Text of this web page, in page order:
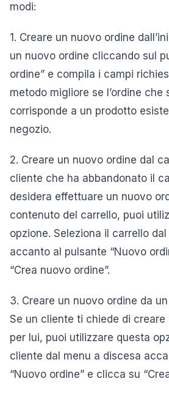
modi:
1. Creare un nuovo ordine
un nuovo ordine cliccando sul
ordine” e compila i campi
metodo migliore se l’ordine che
corrisponde a un prodotto
negozio.
2. Creare un nuovo ordine dal
cliente che ha abbandonato il
desidera effettuare un nuovo
contenuto del carrello, puoi
opzione. Seleziona il carrello
accanto al pulsante “Nuovo
“Crea nuovo ordine”.
3. Creare un nuovo ordine da
Se un cliente ti chiede di creare
per lui, puoi utilizzare questa
cliente dal menu a discesa
“Nuovo ordine” e clicca su